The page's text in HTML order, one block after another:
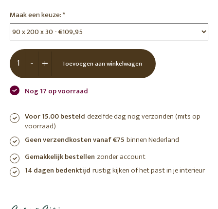
Maak een keuze:*
+
- Toevoegen aan winkelwagen
Nog 17 op voorraad
Voor 15.00 besteld dezelfde dag nog verzonden (mits op
voorraad)
Geen verzendkosten vanaf €75 binnen Nederland
Gemakkelijk bestellen zonder account
14 dagen bedenktijd rustig kijken of het past in je interieur